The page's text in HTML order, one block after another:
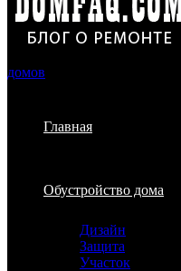
домов
Главная
Обустройство дома
Дизайн
Защита
Участок